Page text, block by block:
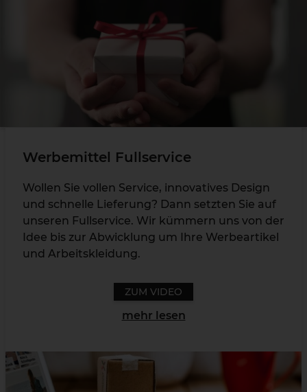
Werbemittel Fullservice
Wollen Sie vollen Service, innovatives Design
und schnelle Lieferung? Dann setzten Sie auf
unseren Fullservice. Wir kümmern uns von der
Idee bis zur Abwicklung um Ihre Werbeartikel
und Arbeitskleidung.
ZUM VIDEO
mehr lesen